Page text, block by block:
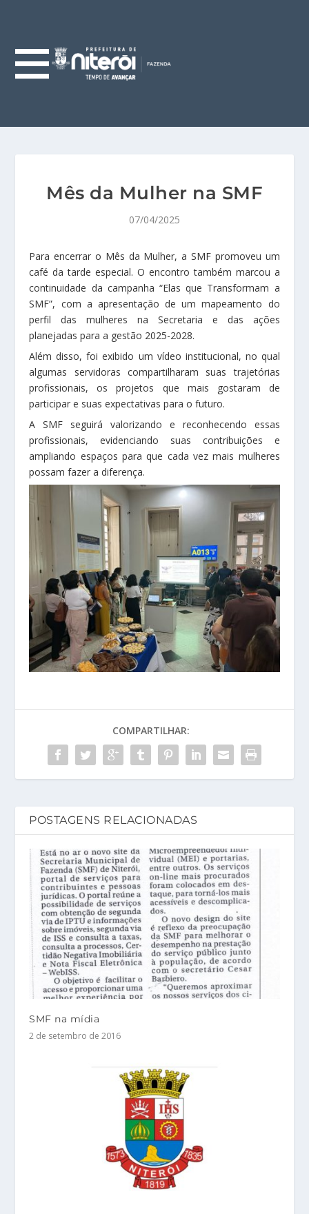
Mês da Mulher na SMF
07/04/2025
Para encerrar o Mês da Mulher, a SMF promoveu um
café da tarde especial. O encontro também marcou a
continuidade da campanha “Elas que Transformam a
SMF”, com a apresentação de um mapeamento do
perfil das mulheres na Secretaria e das ações
planejadas para a gestão 2025-2028.
Além disso, foi exibido um vídeo institucional, no qual
algumas servidoras compartilharam suas trajetórias
profissionais, os projetos que mais gostaram de
participar e suas expectativas para o futuro.
A SMF seguirá valorizando e reconhecendo essas
profissionais, evidenciando suas contribuições e
ampliando espaços para que cada vez mais mulheres
possam fazer a diferença.
COMPARTILHAR:
POSTAGENS RELACIONADAS
SMF na mídia
2 de setembro de 2016